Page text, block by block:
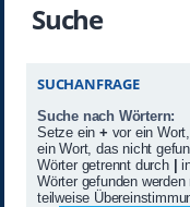
Suche
SUCHANFRAGE
Suche nach Wörtern:
Setze ein + vor ein
ein Wort, das nicht
Wörter getrennt durch |
Wörter gefunden
teilweise